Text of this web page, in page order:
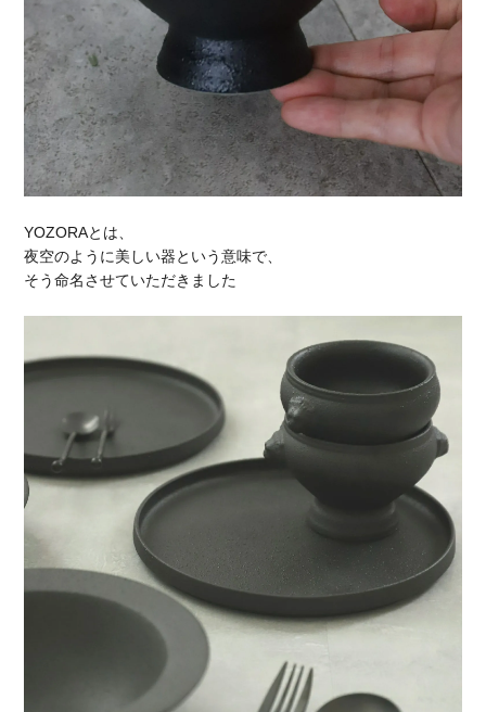
YOZORAとは、
夜空のように美しい器という意味で、
そう命名させていただきました